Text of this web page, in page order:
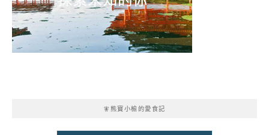
🧚熊寶小榆的愛食記